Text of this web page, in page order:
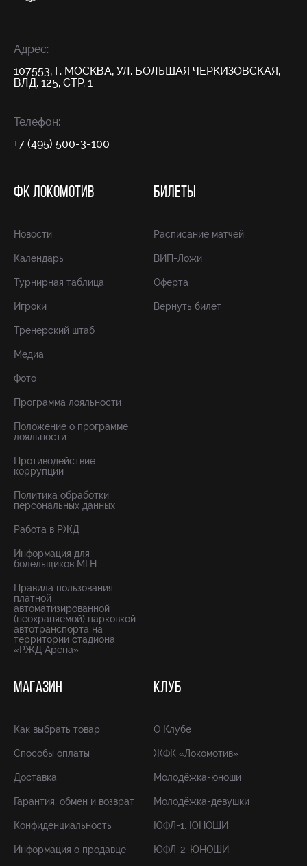
Адрес:
107553, Г. МОСКВА, УЛ. БОЛЬШАЯ ЧЕРКИЗОВСКАЯ,
ВЛД. 125, СТР. 1
Телефон:
+7 (495) 500-3-100
ФК ЛОКОМОТИВ
Новости
Календарь
Турнирная таблица
Игроки
Тренерский штаб
Медиа
Фото
Программа лояльности
Положение о программе
лояльности
Противодействие
коррупции
Политика обработки
персональных данных
Работа в РЖД
Информация для
болельщиков МГН
Правила пользования
платной
автоматизированной
(неохраняемой) парковкой
автотранспорта на
территории стадиона
«РЖД Арена»
БИЛЕТЫ
Расписание матчей
ВИП-Ложи
Оферта
Вернуть билет
МАГАЗИН
Как выбрать товар
Способы оплаты
Доставка
Гарантия, обмен и возврат
Конфиденциальность
Информация о продавце
КЛУБ
О Клубе
ЖФК «Локомотив»
Молодёжка-юноши
Молодёжка-девушки
ЮФЛ-1. ЮНОШИ
ЮФЛ-2. ЮНОШИ